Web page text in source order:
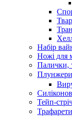
Набір
Ножі для
Палички,
Тейп-
Трафарети